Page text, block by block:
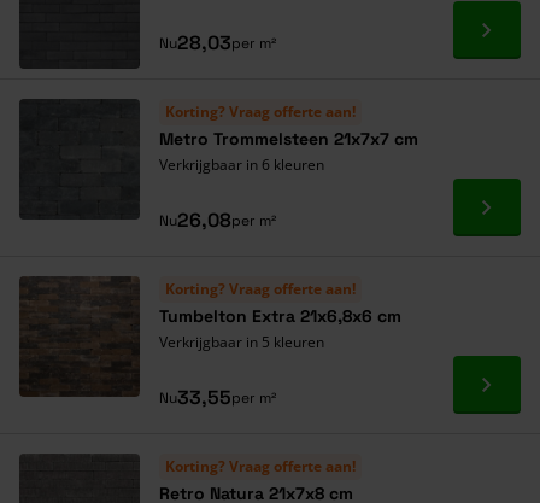
Nu28,03per m² Ga
Korting? Vraag offerte aan!
Metro Trommelsteen 21x7x7 cm
Verkrijgbaar in 6 kleuren
Nu26,08per m² Ga
Korting? Vraag offerte aan!
Tumbelton Extra 21x6,8x6 cm
Verkrijgbaar in 5 kleuren
Nu33,55per m² Ga
Korting? Vraag offerte aan!
Retro Natura 21x7x8 cm